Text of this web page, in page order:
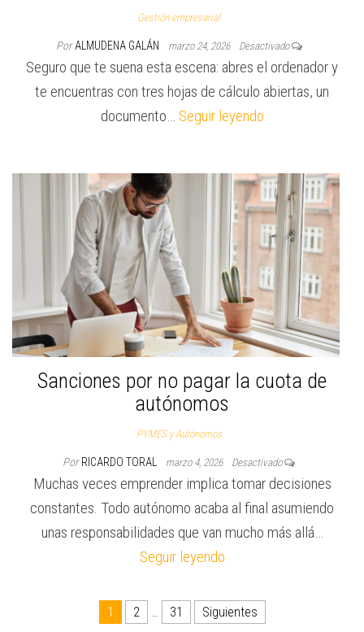
Gestión empresarial
Por ALMUDENA GALÁN marzo 24, 2026 Desactivado
Seguro que te suena esta escena: abres el ordenador y
te encuentras con tres hojas de cálculo abiertas, un
documento… Seguir leyendo
Sanciones por no pagar la cuota de
autónomos
PYMES y Autónomos
Por RICARDO TORAL marzo 4, 2026 Desactivado
Muchas veces emprender implica tomar decisiones
constantes. Todo autónomo acaba al final asumiendo
unas responsabilidades que van mucho más allá…
Seguir leyendo
Paginación de entradas
1 2 … 31 Siguientes